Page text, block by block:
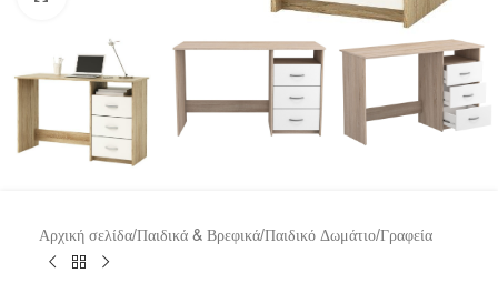
Αρχική σελίδα/Παιδικά & Βρεφικά/Παιδικό Δωμάτιο/Γραφεία